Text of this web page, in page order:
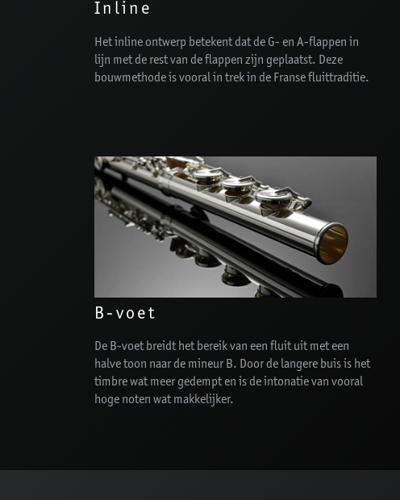
Inline
Het inline ontwerp betekent dat de G- en A-flappen in
lijn met de rest van de flappen zijn geplaatst. Deze
bouwmethode is vooral in trek in de Franse fluittraditie.
B-voet
De B-voet breidt het bereik van een fluit uit met een
halve toon naar de mineur B. Door de langere buis is het
timbre wat meer gedempt en is de intonatie van vooral
hoge noten wat makkelijker.